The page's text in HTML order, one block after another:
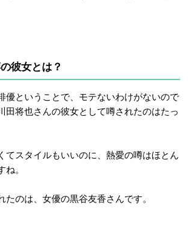
彼女とは？
優ということで、モテないわけがないので
田将也さんの彼女として噂されたのはたっ
てスタイルもいいのに、熱愛の噂はほとん
。
たのは、女優の黒谷友香さんです。